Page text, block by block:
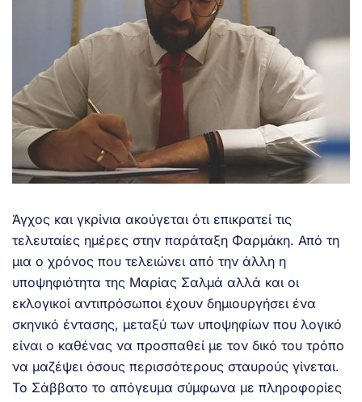
Άγχος και γκρίνια ακούγεται ότι επικρατεί τις
τελευταίες ημέρες στην παράταξη Φαρμάκη. Από τη
μια ο χρόνος που τελειώνει από την άλλη η
υποψηφιότητα της Μαρίας Σαλμά αλλά και οι
εκλογικοί αντιπρόσωποι έχουν δημιουργήσει ένα
σκηνικό έντασης, μεταξύ των υποψηφίων που λογικό
είναι ο καθένας να προσπαθεί με τον δικό του τρόπο
να μαζέψει όσους περισσότερους σταυρούς γίνεται.
Το Σάββατο το απόγευμα σύμφωνα με πληροφορίες